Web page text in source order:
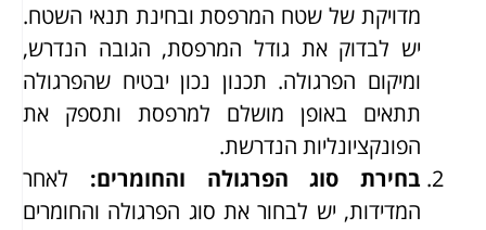
מדויקת של שטח המרפסת ובחינת תנאי השטח.
יש לבדוק את גודל המרפסת, הגובה הנדרש,
ומיקום הפרגולה. תכנון נכון יבטיח שהפרגולה
תתאים באופן מושלם למרפסת ותספק את
הפונקציונליות הנדרשת.
בחירת סוג הפרגולה והחומרים: לאחר
המדידות, יש לבחור את סוג הפרגולה והחומרים